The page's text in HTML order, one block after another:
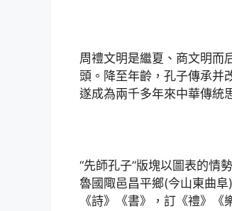
周禮文明是繼夏、商文明而
頭。降至年齡，孔子傳承并
遂成為兩千多年來中華傳統
“先師孔子”版塊以圖表的
魯國陬邑昌平鄉(今山東曲
《詩》《書》，訂《禮》《